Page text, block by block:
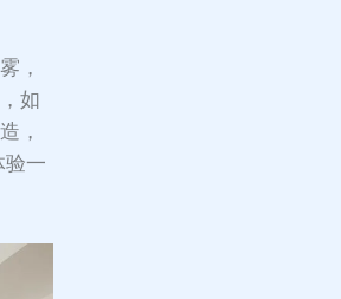
，
如
，
一